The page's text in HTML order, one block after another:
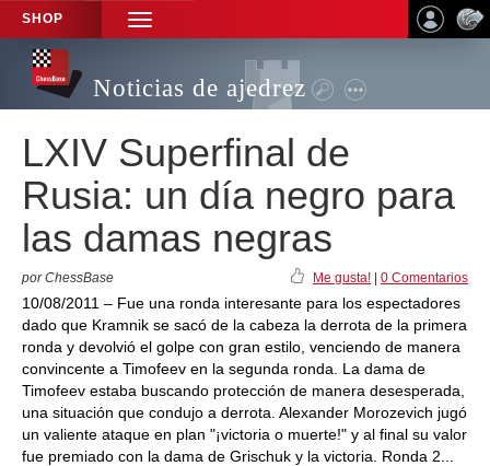
SHOP
TOGGLE
NAVIGATION
Noticias de ajedrez
LXIV Superfinal de
Rusia: un día negro para
las damas negras
por ChessBase Me gusta! 0 Comentarios
10/08/2011 – Fue una ronda interesante para los espectadores
dado que Kramnik se sacó de la cabeza la derrota de la primera
ronda y devolvió el golpe con gran estilo, venciendo de manera
convincente a Timofeev en la segunda ronda. La dama de
Timofeev estaba buscando protección de manera desesperada,
una situación que condujo a derrota. Alexander Morozevich jugó
un valiente ataque en plan "¡victoria o muerte!" y al final su valor
fue premiado con la dama de Grischuk y la victoria. Ronda 2...